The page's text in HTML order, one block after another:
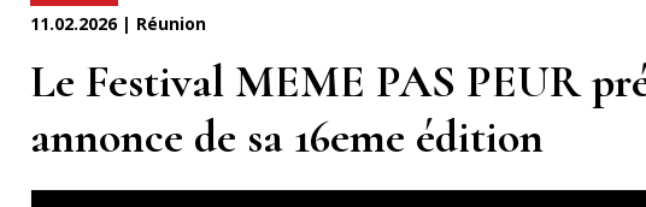
11.02.2026 | Réunion
Le Festival MEME PAS PEUR
annonce de sa 16eme édition